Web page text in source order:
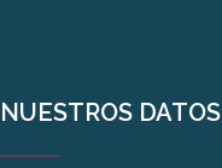
NUESTROS DATOS